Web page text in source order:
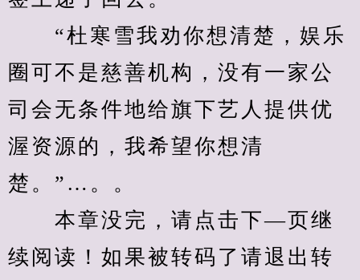
“杜寒雪我劝你想清楚，娱乐
圈可不是慈善机构，没有一家公
司会无条件地给旗下艺人提供优
渥资源的，我希望你想清
楚。”…。。
本章没完，请点击下—页继
续阅读！如果被转码了请退出转